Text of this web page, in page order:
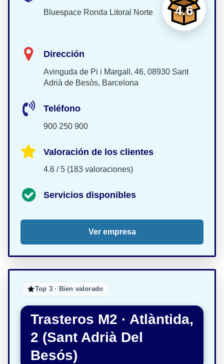
4.6
Bluespace Ronda Litoral Norte
Dirección
Avinguda de Pi i Margall, 46, 08930 Sant
Adrià de Besòs, Barcelona
Teléfono
900 250 900
Valoración de los clientes
4.6 / 5 (183 valoraciones)
Servicios disponibles
Ver empresa
Top 3 · Bien valorado
Trasteros M2 · Atlàntida,
2 (Sant Adrià Del
Besós)